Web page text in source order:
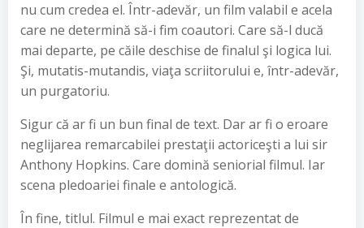
nu cum credea el. Într-adevăr, un film valabil e acela
care ne determină să-i fim coautori. Care să-l ducă
mai departe, pe căile deschise de finalul şi logica lui.
Şi, mutatis-mutandis, viaţa scriitorului e, într-adevăr,
un purgatoriu.
Sigur că ar fi un bun final de text. Dar ar fi o eroare
neglijarea remarcabilei prestaţii actoriceşti a lui sir
Anthony Hopkins. Care domină seniorial filmul. Iar
scena pledoariei finale e antologică.
În fine, titlul. Filmul e mai exact reprezentat de